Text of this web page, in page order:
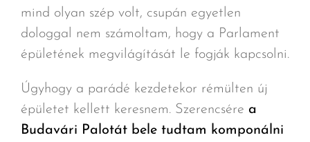
mind olyan szép volt, csupán egyetlen
dologgal nem számoltam, hogy a Parlament
épületének megvilágítását le fogják kapcsolni.
Úgyhogy a parádé kezdetekor rémülten új
épületet kellett keresnem. Szerencsére a
Budavári Palotát bele tudtam komponálni